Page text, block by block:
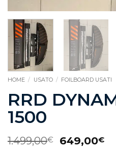
HOME / USATO / FOILBOARD USATI
RRD
1500
1.499,00€ 649,00€